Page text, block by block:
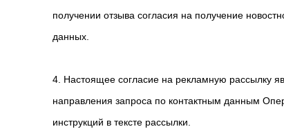
получении отзыва согласия на получение
данных.
4. Настоящее согласие на рекламную рассылку
направления запроса по контактным данным
инструкций в тексте рассылки.